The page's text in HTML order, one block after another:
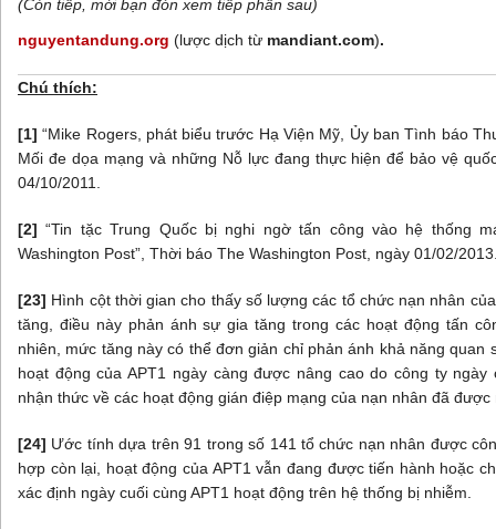
(Còn tiếp, mời bạn đón xem tiếp phần sau)
nguyentandung.org (lược dịch từ mandiant.com).
Chú thích:
[1] “Mike Rogers, phát biểu trước Hạ Viện Mỹ, Ủy ban Tình báo
Mối đe dọa mạng và những Nỗ lực đang thực hiện để bảo vệ
04/10/2011.
[2]“Tin tặc Trung Quốc bị nghi ngờ tấn công vào hệ thống
Washington Post”, Thời báo The Washington Post, ngày 01/02/
[23] Hình cột thời gian cho thấy số lượng các tổ chức nạn nhân
tăng, điều này phản ánh sự gia tăng trong các hoạt động tấn
nhiên, mức tăng này có thể đơn giản chỉ phản ánh khả năng quan
hoạt động của APT1 ngày càng được nâng cao do công ty
nhận thức về các hoạt động gián điệp mạng của nạn nhân đã được
[24] Ước tính dựa trên 91 trong số 141 tổ chức nạn nhân được
hợp còn lại, hoạt động của APT1 vẫn đang được tiến hành hoặc
xác định ngày cuối cùng APT1 hoạt động trên hệ thống bị nhiễm.